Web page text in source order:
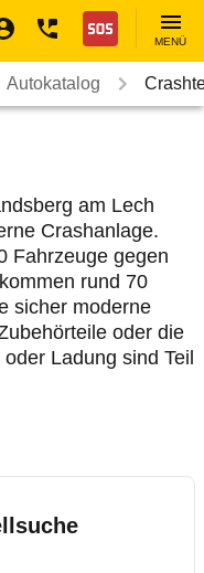
Nothilfe
MENÜ
Autokatalog
am Lech
Crashanlage.
Fahrzeuge gegen
rund 70
sicher moderne
oder die
Ladung sind Teil